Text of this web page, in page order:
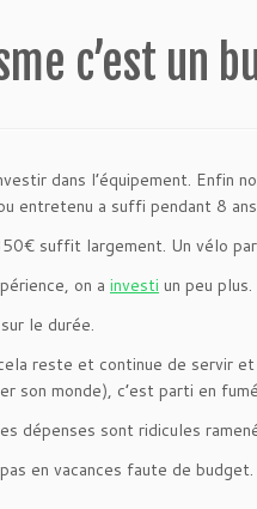
c’est un
dans l’équipement. Enfin
entretenu a suffi pendant 8
suffit largement. Un vélo
on a investi un peu plus.
le durée.
reste et continue de servir
son monde), c’est parti en
dépenses sont ridicules
en vacances faute de